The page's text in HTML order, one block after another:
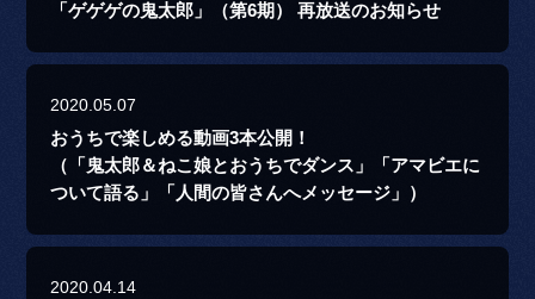
「ゲゲゲの鬼太郎」（第6期） 再放送のお知らせ
2020.05.07
おうちで楽しめる動画3本公開！
（「鬼太郎＆ねこ娘とおうちでダンス」「アマビエに
ついて語る」「人間の皆さんへメッセージ」）
2020.04.14